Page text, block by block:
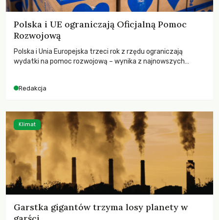
Polska i UE ograniczają Oficjalną Pomoc
Rozwojową
Polska i Unia Europejska trzeci rok z rzędu ograniczają
wydatki na pomoc rozwojową – wynika z najnowszych
odnotowano największe tąpnięcie ODA w historii. Jakie będą
kryzysami i ubóstwem?
Redakcja
Garstka gigantów trzyma losy planety w
Klimat